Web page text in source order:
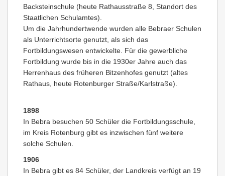
Backsteinschule (heute Rathausstraße 8, Standort des
Staatlichen Schulamtes).
Um die Jahrhundertwende wurden alle Bebraer Schulen
als Unterrichtsorte genutzt, als sich das
Fortbildungswesen entwickelte. Für die gewerbliche
Fortbildung wurde bis in die 1930er Jahre auch das
Herrenhaus des früheren Bitzenhofes genutzt (altes
Rathaus, heute Rotenburger Straße/Karlstraße).
1898
In Bebra besuchen 50 Schüler die Fortbildungsschule,
im Kreis Rotenburg gibt es inzwischen fünf weitere
solche Schulen.
1906
In Bebra gibt es 84 Schüler, der Landkreis verfügt an 19